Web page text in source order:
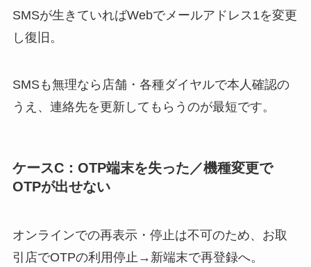
SMSが生きていればWebでメールアドレス1を変更
し復旧。
SMSも無理なら店舗・各種ダイヤルで本人確認の
うえ、連絡先を更新してもらうのが最短です。
ケースC：OTP端末を失った／機種変更で
OTPが出せない
オンラインでの再表示・停止は不可のため、お取
引店でOTPの利用停止→新端末で再登録へ。